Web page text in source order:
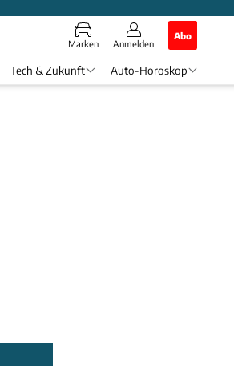
Marken Anmelden
Abo
Tech & Zukunft Auto-Horoskop